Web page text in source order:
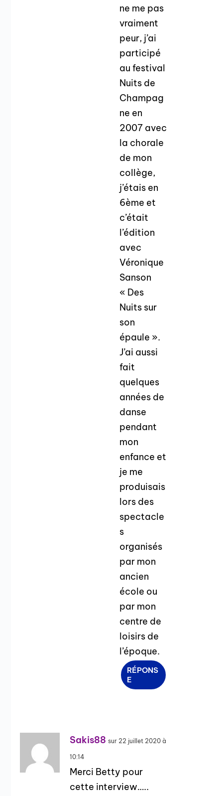
ne me pas
vraiment
peur, j’ai
participé
au festival
Nuits de
Champag
ne en
2007 avec
la chorale
de mon
collège,
j’étais en
6ème et
c’était
l’édition
avec
Véronique
Sanson
« Des
Nuits sur
son
épaule ».
J’ai aussi
fait
quelques
années de
danse
pendant
mon
enfance et
je me
produisais
lors des
spectacle
s
organisés
par mon
ancien
école ou
par mon
centre de
loisirs de
l’époque.
RÉPONS
E
Sakis88 sur 22 juillet 2020 à
10:14
Merci Betty pour
cette interview…..